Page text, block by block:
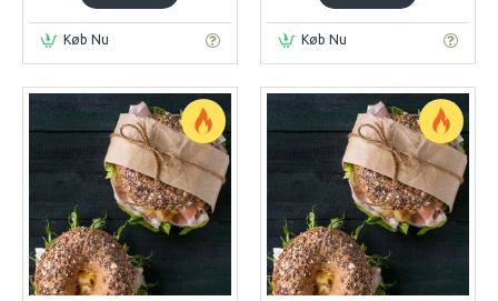
Køb Nu Køb Nu